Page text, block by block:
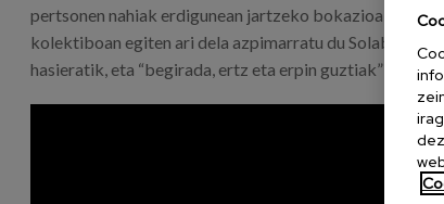
pertsonen nahiak erdigunean jartzeko bokazioa duena
kolektiboan egiten ari dela azpimarratu du
hasieratik, eta “begirada, ertz eta erpin guztiak”